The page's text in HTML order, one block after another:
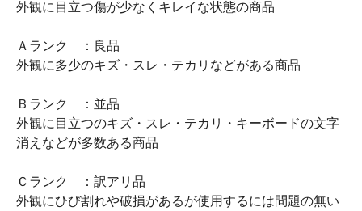
外観に目立つ傷が少なくキレイな状態の商品
Ａランク ：良品
外観に多少のキズ・スレ・テカリなどがある商品
Ｂランク ：並品
外観に目立つのキズ・スレ・テカリ・キーボードの文字
消えなどが多数ある商品
Ｃランク ：訳アリ品
外観にひび割れや破損があるが使用するには問題の無い